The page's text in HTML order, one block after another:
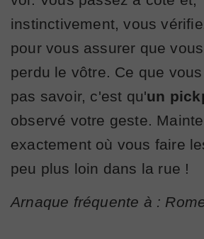
instinctivement, vous
pour vous assurer que
perdu le vôtre. Ce que
pas savoir, c'est qu'un
observé votre geste.
exactement où vous faire
peu plus loin dans la rue !
Arnaque fréquente à :